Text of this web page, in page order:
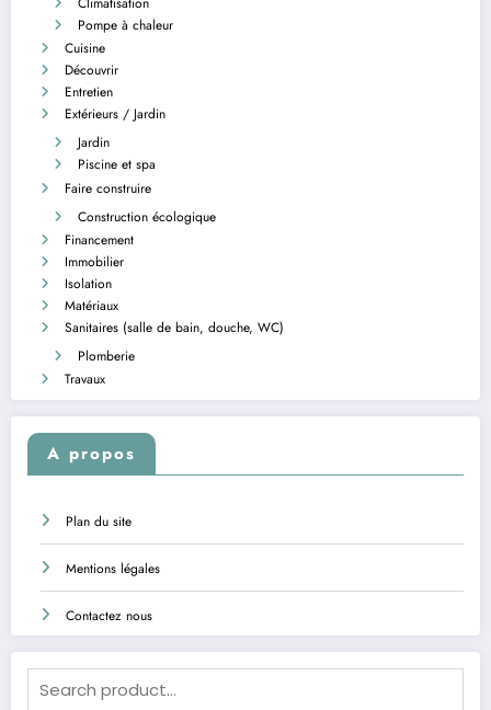
Pompe à chaleur
Cuisine
Découvrir
Entretien
Extérieurs / Jardin
Jardin
Piscine et spa
Faire construire
Construction écologique
Financement
Immobilier
Isolation
Matériaux
Sanitaires (salle de bain, douche, WC)
Plomberie
Travaux
A propos
Plan du site
Mentions légales
Contactez nous